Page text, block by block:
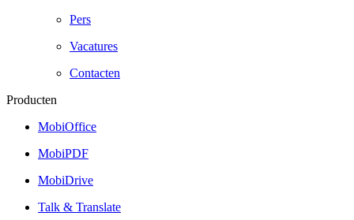
Pers
Vacatures
Contacten
Producten
MobiOffice
MobiPDF
MobiDrive
Talk & Translate